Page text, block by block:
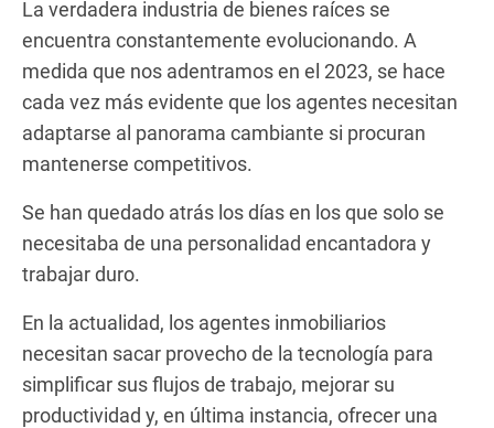
La verdadera industria de bienes raíces se
encuentra constantemente evolucionando. A
medida que nos adentramos en el 2023, se hace
cada vez más evidente que los agentes necesitan
adaptarse al panorama cambiante si procuran
mantenerse competitivos.
Se han quedado atrás los días en los que solo se
necesitaba de una personalidad encantadora y
trabajar duro.
En la actualidad, los agentes inmobiliarios
necesitan sacar provecho de la tecnología para
simplificar sus flujos de trabajo, mejorar su
productividad y, en última instancia, ofrecer una